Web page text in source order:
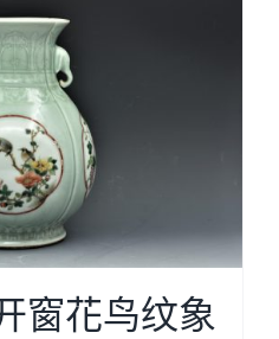
窗花鸟纹象